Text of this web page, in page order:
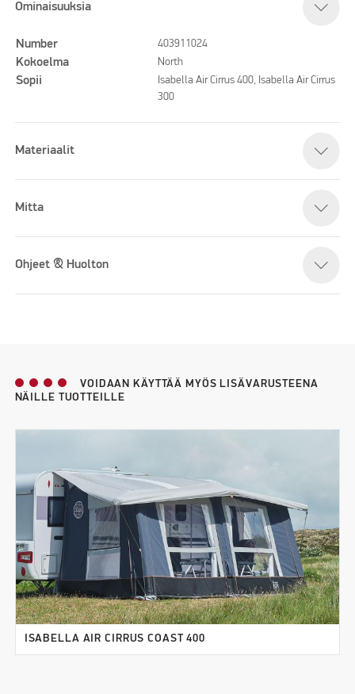
Ominaisuuksia
Number 403911024
Kokoelma North
Sopii
Isabella Air Cirrus 400, Isabella Air Cirrus
300
Materiaalit
Mitta
Ohjeet & Huolton
VOIDAAN KÄYTTÄÄ MYÖS LISÄVARUSTEENA
NÄILLE TUOTTEILLE
ISABELLA AIR CIRRUS COAST 400